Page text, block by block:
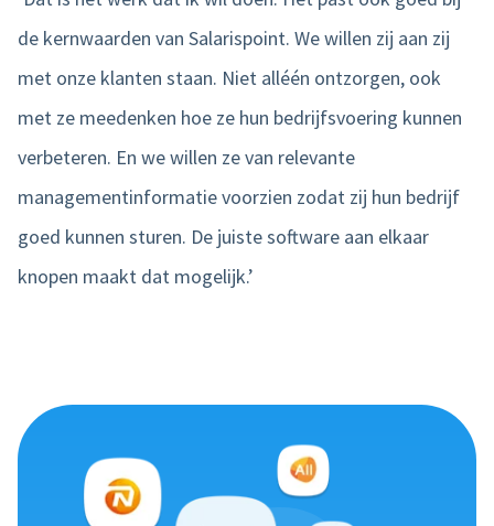
de kernwaarden van Salarispoint. We willen zij aan zij
met onze klanten staan. Niet alléén ontzorgen, ook
met ze meedenken hoe ze hun bedrijfsvoering kunnen
verbeteren. En we willen ze van relevante
managementinformatie voorzien zodat zij hun bedrijf
goed kunnen sturen. De juiste software aan elkaar
knopen maakt dat mogelijk.’